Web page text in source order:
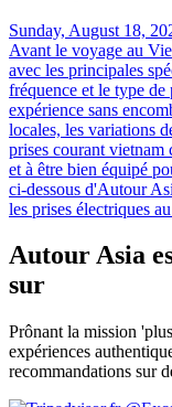
Sunday, August 18,
Avant le voyage au
avec les principales
fréquence et le type
expérience sans
locales, les variations
prises courant vietnam
et à être bien équipé
ci-dessous d'Autour
les prises électriques
Autour Asia
sur
Prônant la mission
expériences
recommandations sur